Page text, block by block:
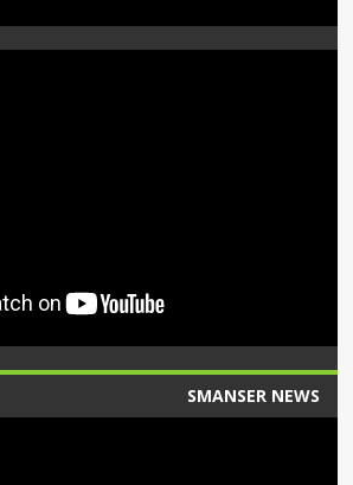
SMANSER NEWS